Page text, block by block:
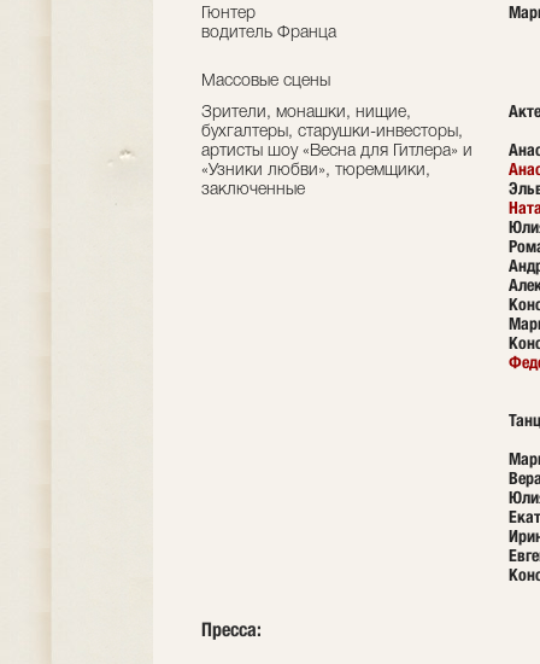
Гюнтер
водитель Франца
Массовые сцены
Зрители, монашки, нищие,
бухгалтеры, старушки-инвесторы,
артисты шоу «Весна для Гитлера» и
«Узники любви», тюремщики,
заключенные
Пресса: